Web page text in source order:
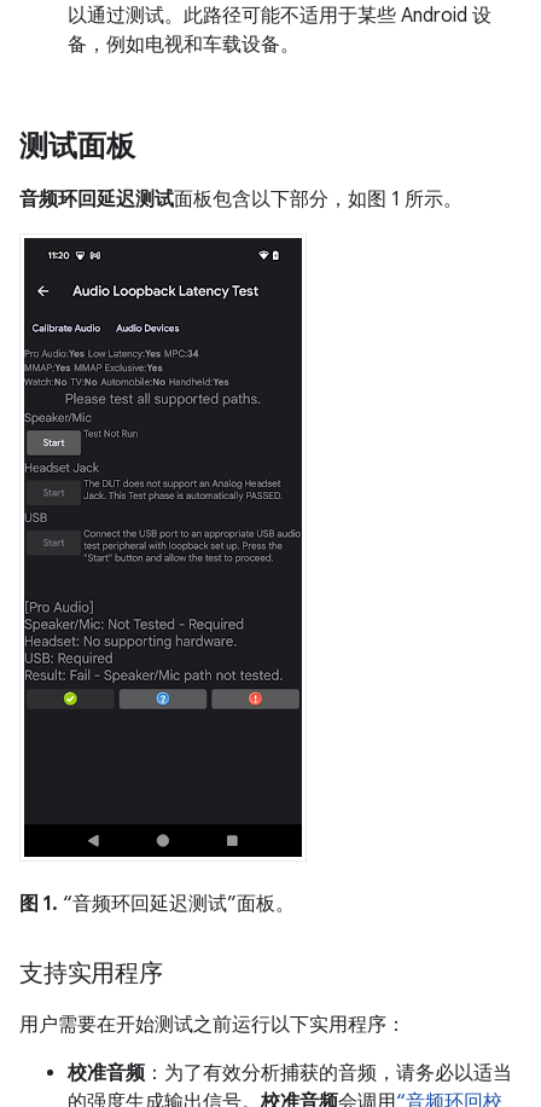
以通过测试。此路径可能不适用于某些 Android 设
备，例如电视和车载设备。
测试面板
音频环回延迟测试面板包含以下部分，如图 1 所示。
图 1. “音频环回延迟测试”面板。
支持实用程序
用户需要在开始测试之前运行以下实用程序：
校准音频 ：为了有效分析捕获的音频，请务必以适当
的强度生成输出信号。 校准音频会调用 “音频环回校